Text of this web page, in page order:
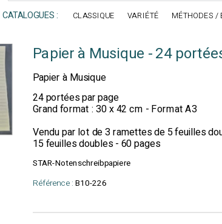
CATALOGUES : CLASSIQUE VARIÉTÉ MÉTHODES /
Papier à Musique - 24
Papier à Musique
24 portées par page
Grand format : 30 x 42 cm - Format A3
Vendu par lot de 3 ramettes de 5 feuilles
15 feuilles doubles - 60 pages
STAR-Notenschreibpapiere
Référence :B10-226